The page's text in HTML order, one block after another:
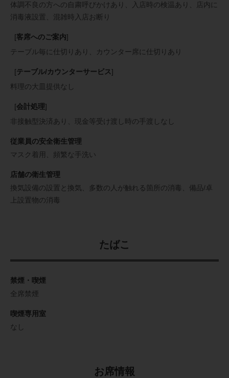
体調不良の方への自粛呼びかけあり
入店時の検温あり
店内に
消毒液設置
混雑時入店お断り
[客席へのご案内]
テーブル毎に仕切りあり
カウンター席に仕切りあり
[テーブル/カウンターサービス]
料理の大皿提供なし
[会計処理]
非接触型決済あり
現金等受け渡し時の手渡しなし
従業員の安全衛生管理
マスク着用
頻繁な手洗い
店舗の衛生管理
換気設備の設置と換気
多数の人が触れる箇所の消毒
備品/卓
上設置物の消毒
たばこ
禁煙・喫煙
全席禁煙
喫煙専用室
なし
お席情報